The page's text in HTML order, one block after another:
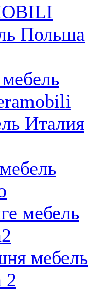
Польша
Италия
мебель
мебель
2